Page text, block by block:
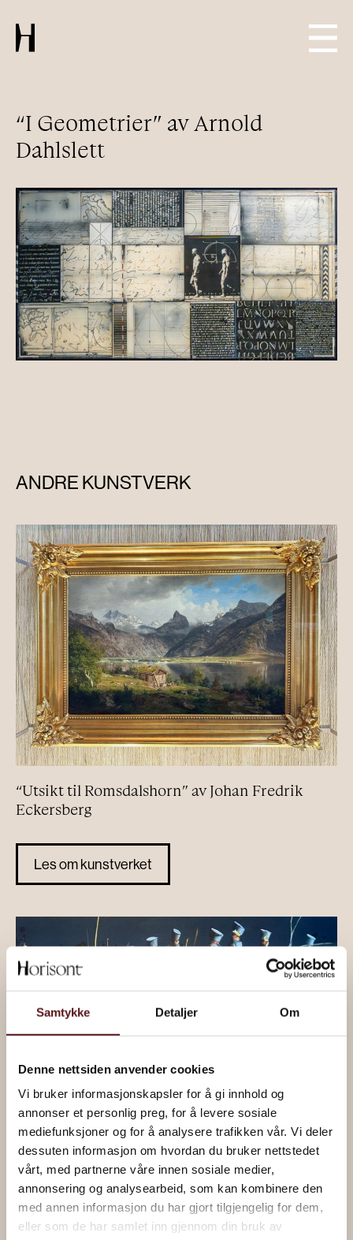
Samtykke Detaljer Om
Denne nettsiden anvender cookies
Vi bruker informasjonskapsler for å gi innhold og
annonser et personlig preg, for å levere sosiale
mediefunksjoner og for å analysere trafikken vår. Vi deler
dessuten informasjon om hvordan du bruker nettstedet
vårt, med partnerne våre innen sosiale medier,
annonsering og analysearbeid, som kan kombinere den
med annen informasjon du har gjort tilgjengelig for dem,
eller som de har samlet inn gjennom din bruk av
“I Geometrier” av Arnold
Dahlslett
ANDRE KUNSTVERK
“Utsikt til Romsdalshorn” av Johan Fredrik
Eckersberg
Les om kunstverket
“Under Treet” av Håkon Gullvåg